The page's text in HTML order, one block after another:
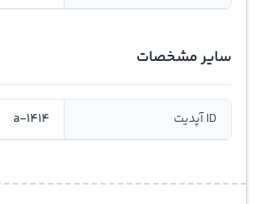
سایر مشخصات
ID آپدیت a-1414